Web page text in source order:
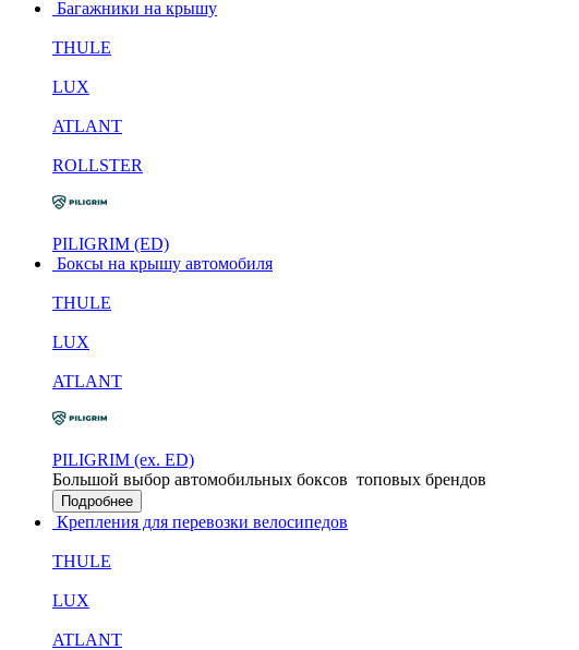
Багажники на крышу
THULE
LUX
ATLANT
ROLLSTER
PILIGRIM (ED)
Боксы на крышу автомобиля
THULE
LUX
ATLANT
PILIGRIM (ex. ED)
Большой выбор автомобильных боксов топовых брендов
Подробнее
Крепления для перевозки велосипедов
THULE
LUX
ATLANT